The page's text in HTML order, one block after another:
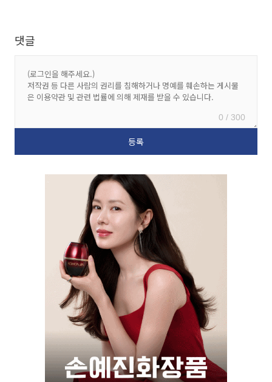
댓글
0 / 300